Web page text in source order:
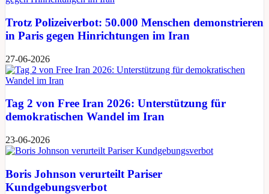
Trotz Polizeiverbot: 50.000 Menschen demonstrieren
in Paris gegen Hinrichtungen im Iran
27-06-2026
Tag 2 von Free Iran 2026: Unterstützung für
demokratischen Wandel im Iran
23-06-2026
Boris Johnson verurteilt Pariser
Kundgebungsverbot